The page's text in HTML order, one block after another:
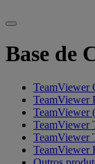
Base de
TeamViewer
TeamViewer
TeamViewer
TeamViewer
TeamViewer
TeamViewer